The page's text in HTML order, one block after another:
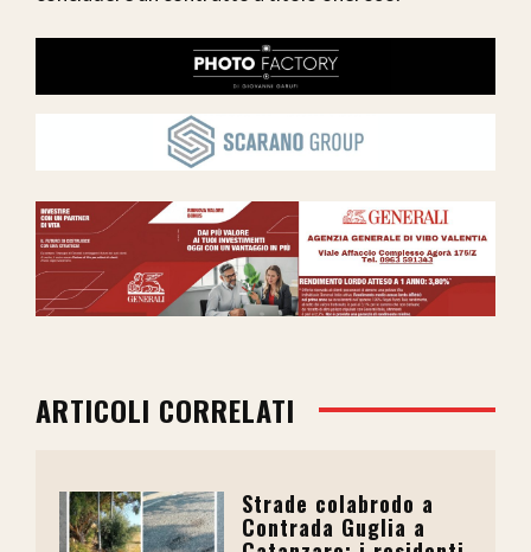
ARTICOLI CORRELATI
Strade colabrodo a
Contrada Guglia a